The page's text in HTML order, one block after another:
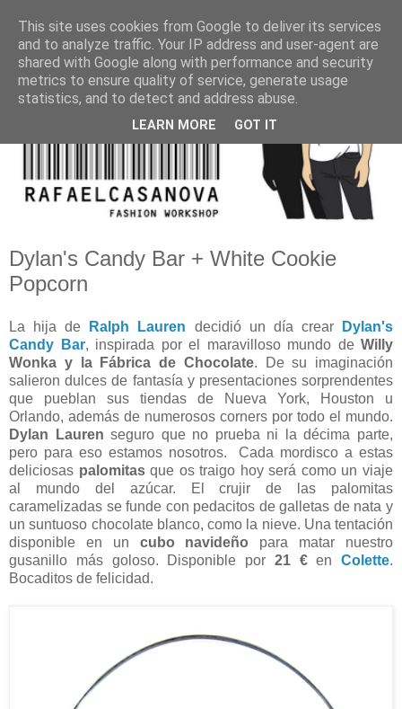
Dylan's Candy Bar + White Cookie
Popcorn
La hija de Ralph Lauren decidió un día crear
Dylan's
Candy Bar, inspirada por el maravilloso mundo de Willy
Wonka y la Fábrica de Chocolate. De su imaginación
salieron dulces de fantasía y presentaciones sorprendentes
que pueblan sus tiendas de Nueva York, Houston u
Orlando, además de numerosos corners por todo el mundo.
Dylan Lauren seguro que no prueba ni la décima parte,
pero para eso estamos nosotros. Cada mordisco a estas
deliciosas palomitasque os traigo hoy será como un viaje
al mundo del azúcar. El crujir de las palomitas
caramelizadas se funde con pedacitos de galletas de nata y
un suntuoso chocolate blanco, como la nieve. Una tentación
disponible en un cubo navideño para matar nuestro
gusanillo más goloso. Disponible por 21 €en Colette.
Bocaditos de felicidad.
This site uses cookies from Google to deliver its services
and to analyze traffic. Your IP address and user-agent are
shared with Google along with performance and security
metrics to ensure quality of service, generate usage
statistics, and to detect and address abuse.
LEARN MORE GOT IT